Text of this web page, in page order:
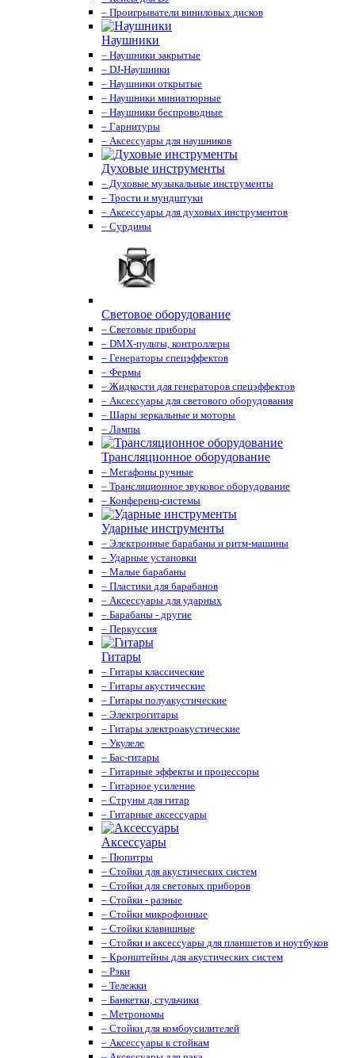
– Проигрыватели виниловых дисков
Наушники
– Наушники закрытые
– DJ-Наушники
– Наушники открытые
– Наушники миниатюрные
– Наушники беспроводные
– Гарнитуры
– Аксессуары для наушников
Духовые инструменты
– Духовые музыкальные инструменты
– Трости и мундштуки
– Аксессуары для духовых инструментов
– Сурдины
Световое оборудование
– Световые приборы
– DMX-пульты, контроллеры
– Генераторы спецэффектов
– Фермы
– Жидкости для генераторов спецэффектов
– Аксессуары для светового оборудования
– Шары зеркальные и моторы
– Лампы
Трансляционное оборудование
– Мегафоны ручные
– Трансляционное звуковое оборудование
– Конференц-системы
Ударные инструменты
– Электронные барабаны и ритм-машины
– Ударные установки
– Малые барабаны
– Пластики для барабанов
– Аксессуары для ударных
– Барабаны - другие
– Перкуссия
Гитары
– Гитары классические
– Гитары акустические
– Гитары полуакустические
– Электрогитары
– Гитары электроакустические
– Укулеле
– Бас-гитары
– Гитарные эффекты и процессоры
– Гитарное усиление
– Струны для гитар
– Гитарные аксессуары
Аксессуары
– Пюпитры
– Стойки для акустических систем
– Стойки для световых приборов
– Стойки - разные
– Стойки микрофонные
– Стойки клавишные
– Стойки и аксессуары для планшетов и ноутбуков
– Кронштейны для акустических систем
– Рэки
– Тележки
– Банкетки, стульчики
– Метрономы
– Стойки для комбоусилителей
– Аксессуары к стойкам